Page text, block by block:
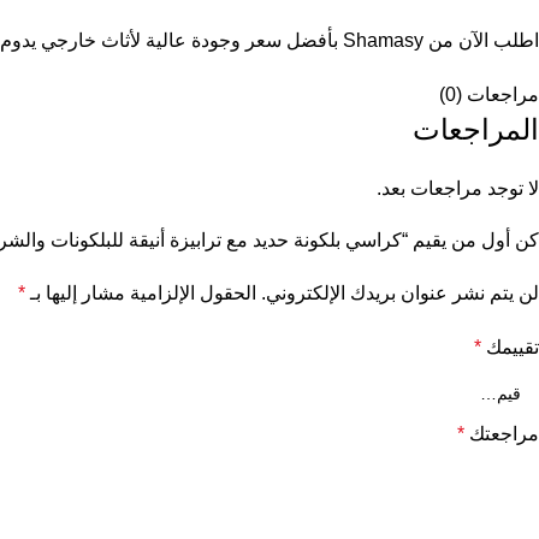
اطلب الآن من Shamasy بأفضل سعر وجودة عالية لأثاث خارجي يدوم لسنوات.
مراجعات (0)
المراجعات
لا توجد مراجعات بعد.
كن أول من يقيم “كراسي بلكونة حديد مع ترابيزة أنيقة للبلكونات
لن يتم نشر عنوان بريدك الإلكتروني. الحقول الإلزامية مشار إليها بـ *
تقييمك *
مراجعتك *